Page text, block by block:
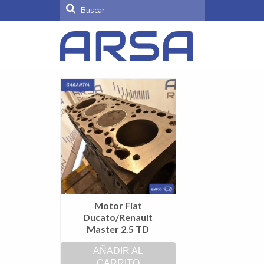
Buscar
por:
Motor Fiat
Ducato/Renault
Master 2.5 TD
AÑADIR AL